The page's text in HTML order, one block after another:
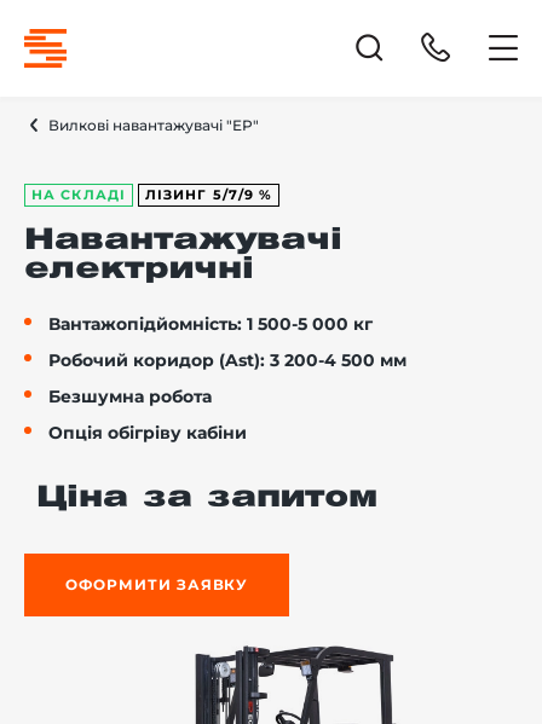
Вилкові навантажувачі "EP"
НА СКЛАДІ ЛІЗИНГ 5/7/9 %
Навантажувачі
електричні
Вантажопідйомність: 1 500-5 000 кг
Робочий коридор (Ast): 3 200-4 500 мм
Безшумна робота
Опція обігріву кабіни
Ціна за запитом
ОФОРМИТИ ЗАЯВКУ